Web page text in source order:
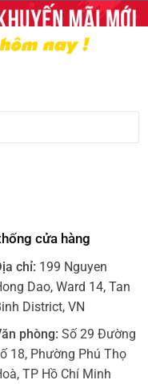
cửa hàng
chỉ: 199 Nguyen
Dao, Ward 14, Tan
District, VN
phòng: Số 29 Đường
18, Phường Phú Thọ
TP Hồ Chí Minh